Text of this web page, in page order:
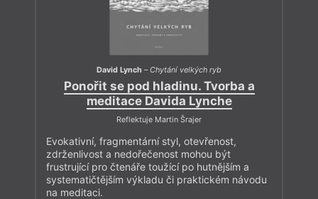
David Lynch –Chytání velkých ryb
Ponořit se pod hladinu. Tvorba a
meditace Davida Lynche
Reflektuje Martin Šrajer
Evokativní, fragmentární styl, otevřenost,
zdrženlivost a nedořečenost mohou být
frustrující pro čtenáře toužící po hutnějším a
systematičtějším výkladu či praktickém návodu
na meditaci.